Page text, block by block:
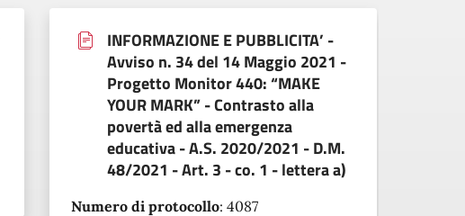
INFORMAZIONE E PUBBLICITA’ -
Avviso n. 34 del 14 Maggio 2021 -
Progetto Monitor 440: “MAKE
YOUR MARK” - Contrasto alla
povertà ed alla emergenza
educativa - A.S. 2020/2021 - D.M.
48/2021 - Art. 3 - co. 1 - lettera a)
Numero di protocollo: 4087